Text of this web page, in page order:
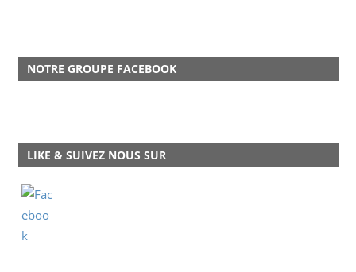
NOTRE GROUPE FACEBOOK
LIKE & SUIVEZ NOUS SUR